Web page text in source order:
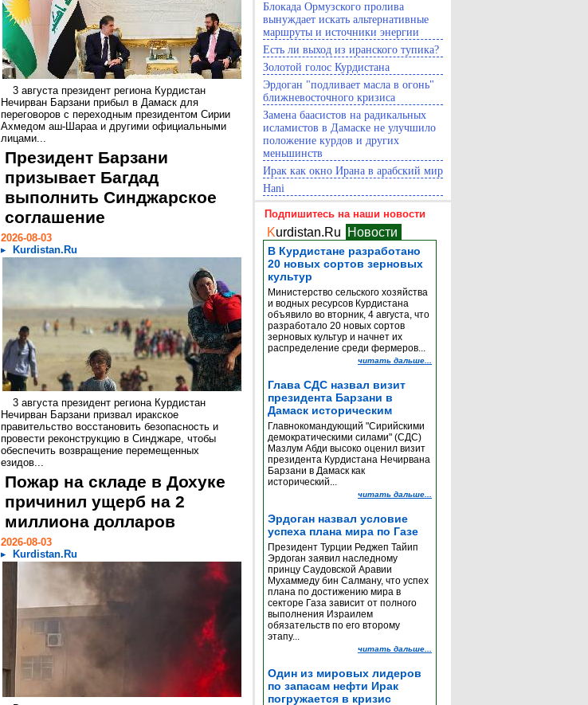
3 августа президент региона Курдистан
Нечирван Барзани прибыл в Дамаск для
переговоров с переходным президентом Сирии
Ахмедом аш-Шараа и другими официальными
лицами...
Президент Барзани
призывает Багдад
выполнить Синджарское
соглашение
2026-08-03
Kurdistan.Ru
3 августа президент региона Курдистан
Нечирван Барзани призвал иракское
правительство восстановить безопасность и
провести реконструкцию в Синджаре, чтобы
обеспечить возвращение перемещенных
езидов...
Пожар на складе в Дохуке
причинил ущерб на 2
миллиона долларов
2026-08-03
Kurdistan.Ru
Блокада Ормузского пролива
вынуждает искать альтернативные
маршруты и источники энергии
Есть ли выход из иранского тупика?
Золотой голос Курдистана
Эрдоган "подливает масла в огонь"
ближневосточного кризиса
Замена баасистов на радикальных
исламистов в Дамаске не улучшило
положение курдов и других
меньшинств
Ирак как окно Ирана в арабский мир
Hani
Подпишитесь на наши новости
Kurdistan.Ru Новости
В Курдистане разработано
20 новых сортов зерновых
культур
Министерство сельского хозяйства
и водных ресурсов Курдистана
объявило во вторник, 4 августа, что
разработало 20 новых сортов
зерновых культур и начнет их
распределение среди фермеров...
читать дальше...
Глава СДС назвал визит
президента Барзани в
Дамаск историческим
Главнокомандующий "Сирийскими
демократическими силами" (СДС)
Мазлум Абди высоко оценил визит
президента Курдистана Нечирвана
Барзани в Дамаск как
исторический...
читать дальше...
Эрдоган назвал условие
успеха плана мира по Газе
Президент Турции Реджеп Тайип
Эрдоган заявил наследному
принцу Саудовской Аравии
Мухаммеду бин Салману, что успех
плана по достижению мира в
секторе Газа зависит от полного
выполнения Израилем
обязательств по его второму
этапу...
читать дальше...
Один из мировых лидеров
по запасам нефти Ирак
погружается в кризис